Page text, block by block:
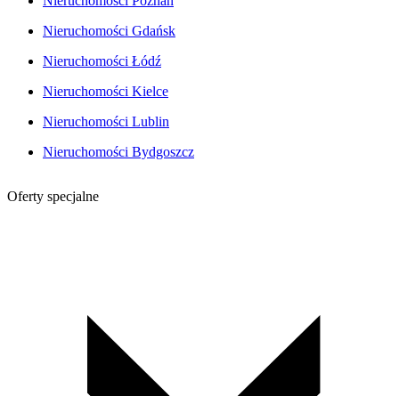
Nieruchomości Gdańsk
Nieruchomości Łódź
Nieruchomości Kielce
Nieruchomości Lublin
Nieruchomości Bydgoszcz
Oferty specjalne